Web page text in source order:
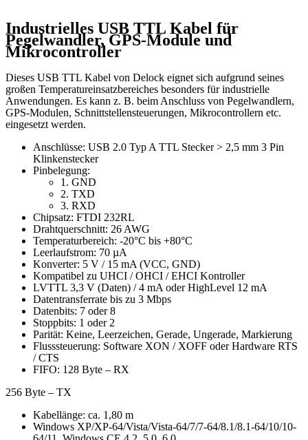
Industrielles USB TTL Kabel für
Pegelwandler, GPS-Module und
Mikrocontroller
Dieses USB TTL Kabel von Delock eignet sich aufgrund seines
großen Temperatureinsatzbereiches besonders für industrielle
Anwendungen. Es kann z. B. beim Anschluss von Pegelwandlern,
GPS-Modulen, Schnittstellensteuerungen, Mikrocontrollern etc.
eingesetzt werden.
Anschlüsse: USB 2.0 Typ A TTL Stecker > 2,5 mm 3 Pin
Klinkenstecker
Pinbelegung:
1. GND
2. TXD
3. RXD
Chipsatz: FTDI 232RL
Drahtquerschnitt: 26 AWG
Temperaturbereich: -20°C bis +80°C
Leerlaufstrom: 70 µA
Konverter: 5 V / 15 mA (VCC, GND)
Kompatibel zu UHCI / OHCI / EHCI Kontroller
LVTTL 3,3 V (Daten) / 4 mA oder HighLevel 12 mA
Datentransferrate bis zu 3 Mbps
Datenbits: 7 oder 8
Stoppbits: 1 oder 2
Parität: Keine, Leerzeichen, Gerade, Ungerade, Markierung
Flusssteuerung: Software XON / XOFF oder Hardware RTS
/ CTS
FIFO: 128 Byte – RX
256 Byte – TX
Kabellänge: ca. 1,80 m
Windows XP/XP-64/Vista/Vista-64/7/7-64/8.1/8.1-64/10/10-